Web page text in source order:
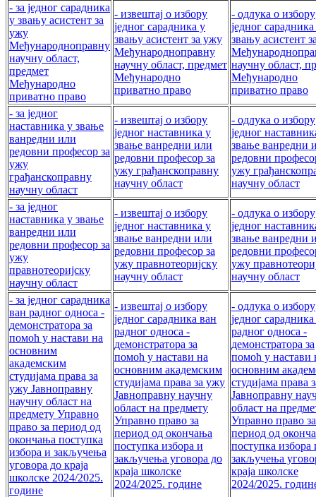
- за једног сарадника
у звању асистент за
ужу
Међународноправну
научну област,
предмет
Међународно
приватно право
- извештај о избору
једног сарадника у
звању асистент за ужу
Међународноправну
научну област, предмет
Међународно
приватно право
- одлука о избору
једног
звању асистент
научну област,
Међународно
приватно право
- за једног
наставника у звање
ванредни или
редовни професор за
ужу
грађанскоправну
научну област
- извештај о избору
једног наставника у
звање ванредни или
редовни професор за
ужу грађанскоправну
научну област
- одлука о избору
једног
звање ванредни
редовни
ужу
научну област
- за једног
наставника у звање
ванредни или
редовни професор за
ужу
правнотеоријску
научну област
- извештај о избору
једног наставника у
звање ванредни или
редовни професор за
ужу правнотеоријску
научну област
- одлука о избору
једног
звање ванредни
редовни
ужу
научну област
- за једног сарадника
ван рaдног односа -
демонстратора за
помоћ у настави на
основним
академским
студијама права за
ужу Јавноправну
научну област на
предмету Управно
право за период од
окончања поступка
избора и закључења
уговора до краја
школске 2024/2025.
године
- извештај о избору
једног сарадника ван
рaдног односа -
демонстратора за
помоћ у настави на
основним академским
студијама права за ужу
Јавноправну научну
област на предмету
Управно право за
период од окончања
поступка избора и
закључења уговора до
краја школске
2024/2025. године
- одлука о избору
једног
рaдног односа -
демонстратора за
помоћ у настави
основним
студијама права
Јавноправну
област на
Управно право за
период од
поступка избора
закључења
краја школске
2024/2025.